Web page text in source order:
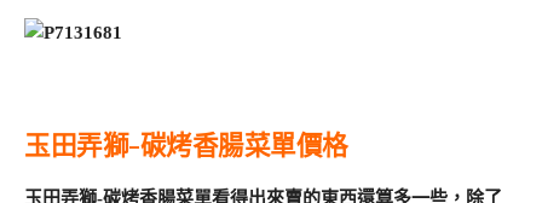
玉田弄獅-碳烤香腸菜單價格
玉田弄獅-碳烤香腸菜單看得出來賣的東西還算多一些，除了